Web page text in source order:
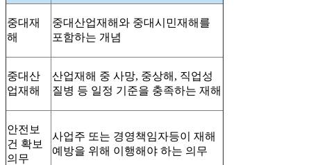
중대재
해
중대산업재해와 중대시민재해를
포함하는 개념
중대산
업재해
산업재해 중 사망, 중상해, 직업성
질병 등 일정 기준을 충족하는 재해
안전보
건 확보
의무
사업주 또는 경영책임자등이 재해
예방을 위해 이행해야 하는 의무